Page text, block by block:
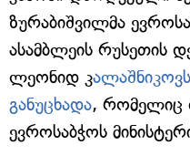
ზურაბიშვილმა
ასამბლეის რუსეთის
ლეონიდ კ
განუცხადა, რომელიც
ევროსაბჭოს